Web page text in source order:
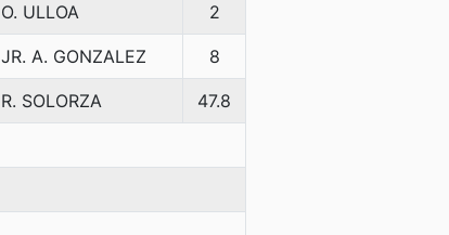
O. ULLOA 2
JR. A. GONZALEZ 8
R. SOLORZA 47.8